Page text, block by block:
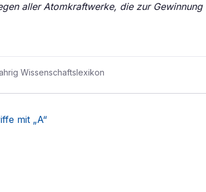
aller Atomkraftwerke, die zur
Wissenschaftslexikon
mit „A“